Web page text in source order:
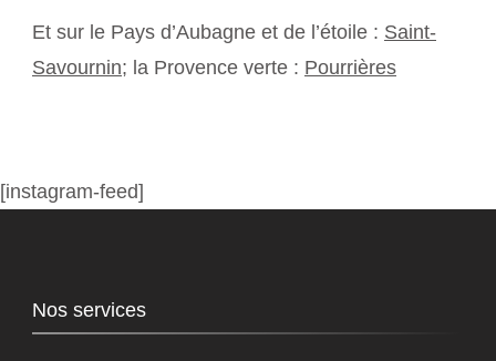
Et sur le Pays d’Aubagne et de l’étoile : Saint-
Savournin; la Provence verte : Pourrières
[instagram-feed]
Nos services